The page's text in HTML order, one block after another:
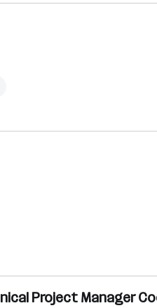
Project Manager